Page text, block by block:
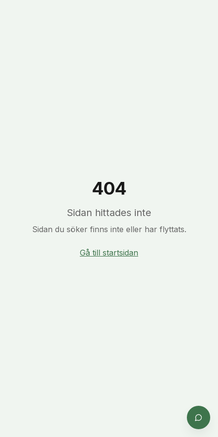
404
Sidan hittades inte
Sidan du söker finns inte eller har flyttats.
Gå till startsidan